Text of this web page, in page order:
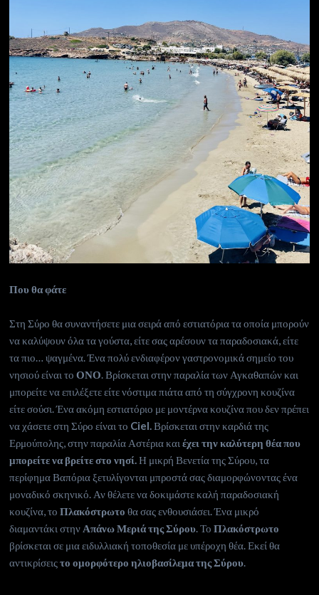
Που θα φάτε
Στη Σύρο θα συναντήσετε μια σειρά από εστιατόρια τα οποία μπορούν
να καλύψουν όλα τα γούστα, είτε σας αρέσουν τα παραδοσιακά, είτε
τα πιο… ψαγμένα. Ένα πολύ ενδιαφέρον γαστρονομικά σημείο του
νησιού είναι τοΟΝΟ. Βρίσκεται στην παραλία των Αγκαθαπών και
μπορείτε να επιλέξετε είτε νόστιμα πιάτα από τη σύγχρονη κουζίνα
είτε σούσι. Ένα ακόμη εστιατόριο με μοντέρνα κουζίνα που δεν πρέπει
να χάσετε στη Σύρο είναι το Ciel.Βρίσκεται στην καρδιά της
Ερμούπολης, στην παραλία Αστέρια καιέχει την καλύτερη θέα που
μπορείτε να βρείτε στο νησί.Η μικρή Βενετία της Σύρου, τα
περίφημα Βαπόρια ξετυλίγονται μπροστά σας διαμορφώνοντας ένα
μοναδικό σκηνικό. Αν θέλετε να δοκιμάστε καλή παραδοσιακή
κουζίνα, τοΠλακόστρωτο θα σας ενθουσιάσει. Ένα μικρό
διαμαντάκι στην Απάνω Μεριά της Σύρου. ΤοΠλακόστρωτο
βρίσκεται σε μια ειδυλλιακή τοποθεσία με υπέροχη θέα. Εκεί θα
αντικρίσειςτο ομορφότερο ηλιοβασίλεμα της Σύρου.